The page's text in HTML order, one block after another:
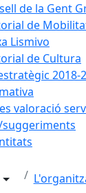
de la Gent
de
Lismivo
de Cultura
2018-
valoració
suggeriments